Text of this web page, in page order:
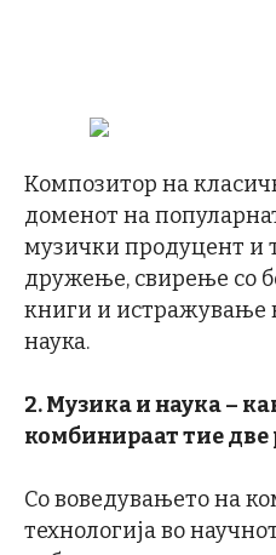
Композитор на
доменот на
музички продуцент и
дружење, свирење со
книги и истражување
наука.
2. Музика и наука –
комбинираат тие две
Со воведувањето на
технологија во